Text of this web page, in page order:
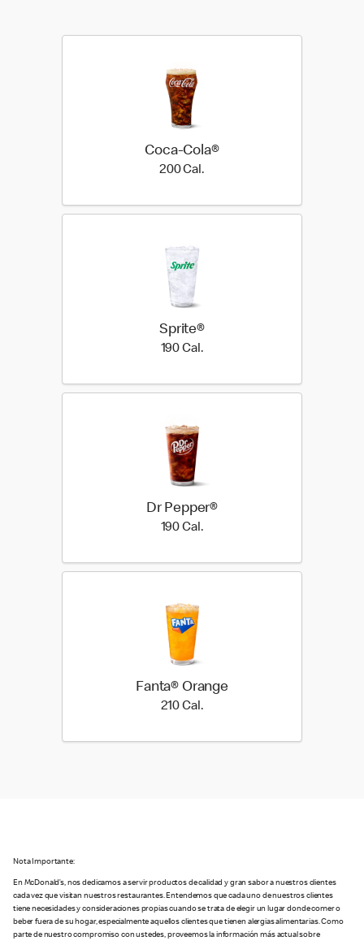
Coca-Cola®
200 Cal.200 Cal.
Sprite®
190 Cal.190 Cal.
Dr Pepper®
190 Cal.190 Cal.
Fanta® Orange
210 Cal.210 Cal.
Nota Importante:
En McDonald’s, nos dedicamos a servir productos de calidad y gran sabor a nuestros clientes
cada vez que visitan nuestros restaurantes. Entendemos que cada uno de nuestros clientes
tiene necesidades y consideraciones propias cuando se trata de elegir un lugar donde comer o
beber fuera de su hogar, especialmente aquellos clientes que tienen alergias alimentarias. Como
parte de nuestro compromiso con ustedes, proveemos la información más actual sobre